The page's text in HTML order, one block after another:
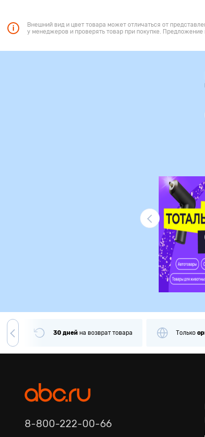
Внешний вид и цвет товара может отличаться от
у менеджеров и проверять товар при покупке.
30 дней на возврат товара Только
8-800-222-00-66